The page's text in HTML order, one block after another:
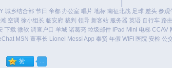
城乡结合部 节日 帝都 办公室 唱片 地标 南征北战 足球 差头 参观
空调 徐小组长 临安府 裁判 领导 新客站 服务器 英语 自行车 路
下载 微软 调查户口 羊城 诸葛亮 垃圾邮件 iPad Mini 电梯 CCAV
MSN 董事长 Lionel Messi App 奉贤 年假 WIFI 医院 安检 公